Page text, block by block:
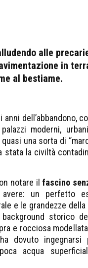
alle
in
al bestiame.
dell’abbandono,
moderni,
una sorta di
stata la civiltà
notare il fascino
avere: un perfetto
e le grandezze
storico
e rocciosa
ha dovuto
acqua